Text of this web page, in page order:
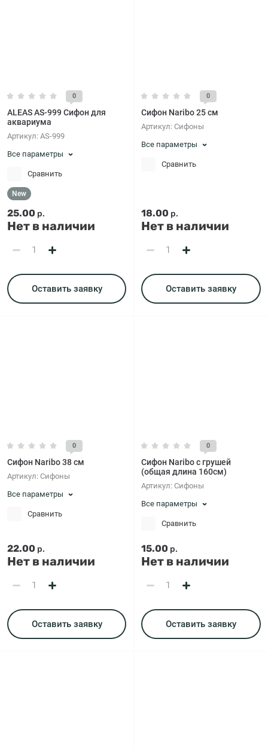
0
ALEAS AS-999 Сифон для
аквариума
Артикул: AS-999
Все параметры
Сравнить
New
25.00 р.
Нет в наличии
Оставить заявку
0
Сифон Naribo 25 см
Артикул: Сифоны
Все параметры
Сравнить
18.00 р.
Нет в наличии
Оставить заявку
0
Сифон Naribo 38 см
Артикул: Сифоны
Все параметры
Сравнить
22.00 р.
Нет в наличии
Оставить заявку
0
Сифон Naribo с грушей
(общая длина 160см)
Артикул: Сифоны
Все параметры
Сравнить
15.00 р.
Нет в наличии
Оставить заявку